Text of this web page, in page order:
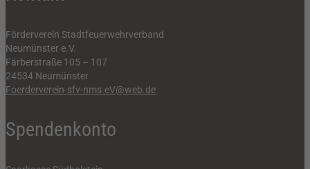
Förderverein Stadtfeuerwehrverband
Neumünster e.V.
Färberstraße 105 – 107
24534 Neumünster
Foerderverein-sfv-nms.eV@web.de
Spendenkonto